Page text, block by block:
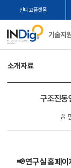
인디고플랫폼
소개자료
구조진동
📢 연구실 홈페